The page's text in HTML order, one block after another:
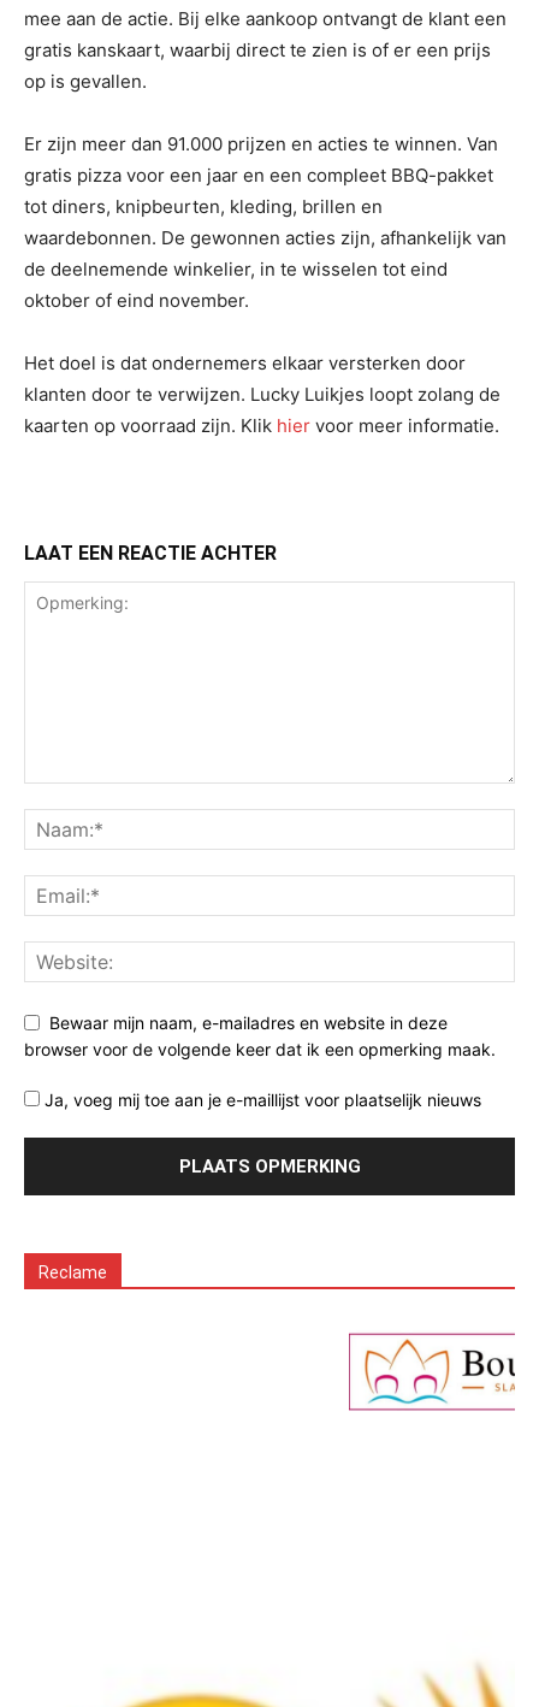
mee aan de actie. Bij elke aankoop ontvangt de klant een
gratis kanskaart, waarbij direct te zien is of er een prijs
op is gevallen.
Er zijn meer dan 91.000 prijzen en acties te winnen. Van
gratis pizza voor een jaar en een compleet BBQ-pakket
tot diners, knipbeurten, kleding, brillen en
waardebonnen. De gewonnen acties zijn, afhankelijk van
de deelnemende winkelier, in te wisselen tot eind
oktober of eind november.
Het doel is dat ondernemers elkaar versterken door
klanten door te verwijzen. Lucky Luikjes loopt zolang de
kaarten op voorraad zijn. Klik hier voor meer informatie.
LAAT EEN REACTIE ACHTER
Bewaar mijn naam, e-mailadres en website in deze
browser voor de volgende keer dat ik een opmerking maak.
Ja, voeg mij toe aan je e-maillijst voor plaatselijk nieuws
Reclame